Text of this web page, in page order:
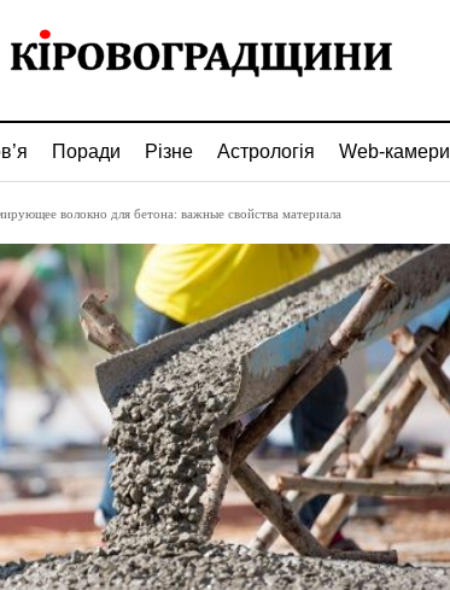
Поради Різне Астрологія Web-камери
волокно для бетона: важные свойства материала